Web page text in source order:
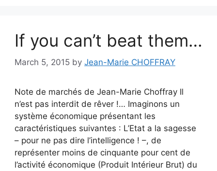
If you can’t beat them…
March 5, 2015 by Jean-Marie CHOFFRAY
Note de marchés de Jean-Marie Choffray Il
n’est pas interdit de rêver !… Imaginons un
système économique présentant les
caractéristiques suivantes : L’Etat a la sagesse
– pour ne pas dire l’intelligence ! –, de
représenter moins de cinquante pour cent de
l’activité économique (Produit Intérieur Brut) du